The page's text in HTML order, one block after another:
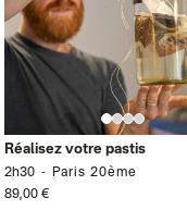
Réalisez votre pastis
2h30
Paris 20ème
89,00 €